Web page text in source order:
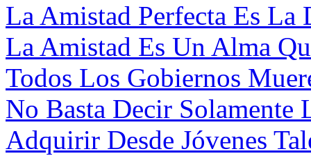
La Amistad Perfecta Es La
La Amistad Es Un Alma
Todos Los Gobiernos
No Basta Decir Solamente
Adquirir Desde Jóvenes